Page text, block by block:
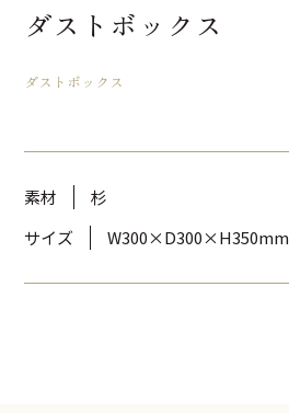
ダストボックス
ダストボックス
素材
杉
サイズ
W300×D300×H350mm